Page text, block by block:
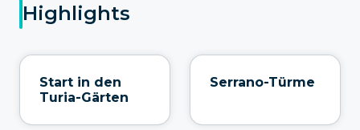
Highlights
Start in den
Turia-Gärten
Serrano-Türme